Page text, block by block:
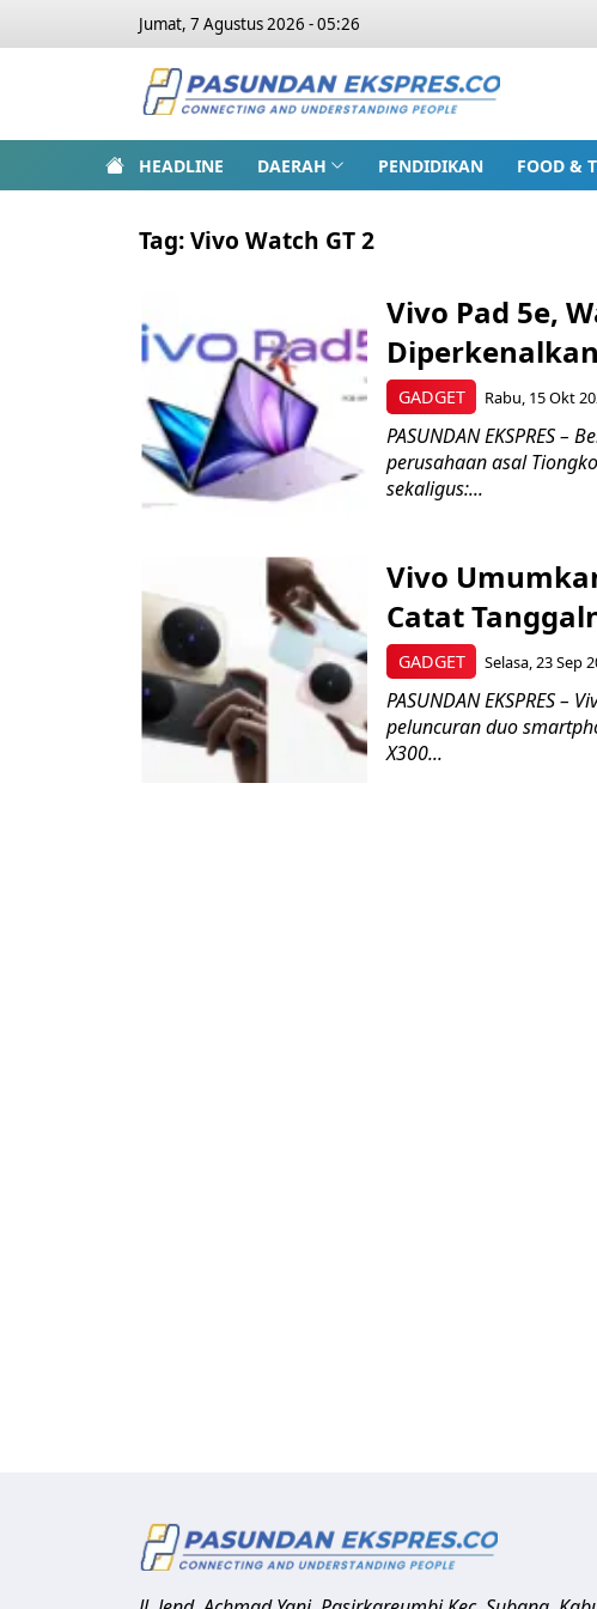
Jumat, 7 Agustus 2026 - 05:26
HEADLINE DAERAH PENDIDIKAN FOOD &
Tag:Vivo Watch GT 2
GADGET
Vivo Pad 5e,
Rabu, 15 Okt
PASUNDAN EKSPRES
perusahaan asal
sekaligus:...
GADGET
Vivo
Catat
Selasa, 23 Sep
PASUNDAN EKSPRES
peluncuran duo
X300...